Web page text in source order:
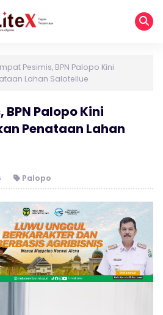
Pesimis, BPN Palopo Kini
Lahan Salotellue
Palopo Kini
Penataan Lahan
Palopo